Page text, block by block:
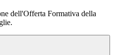
dell'Offerta Formativa della